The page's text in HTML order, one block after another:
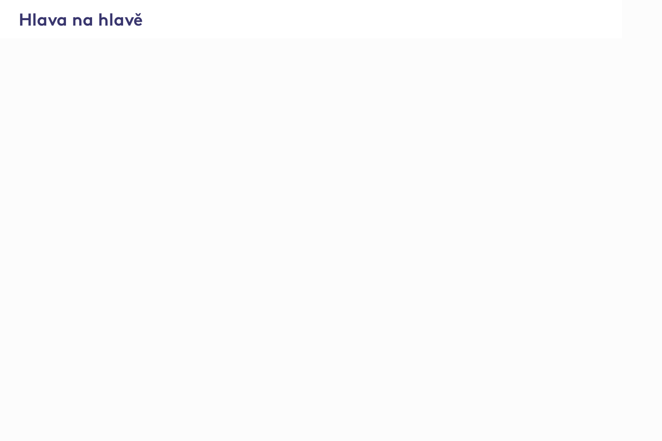
Hlava na hlavě
Kočí – ŽV